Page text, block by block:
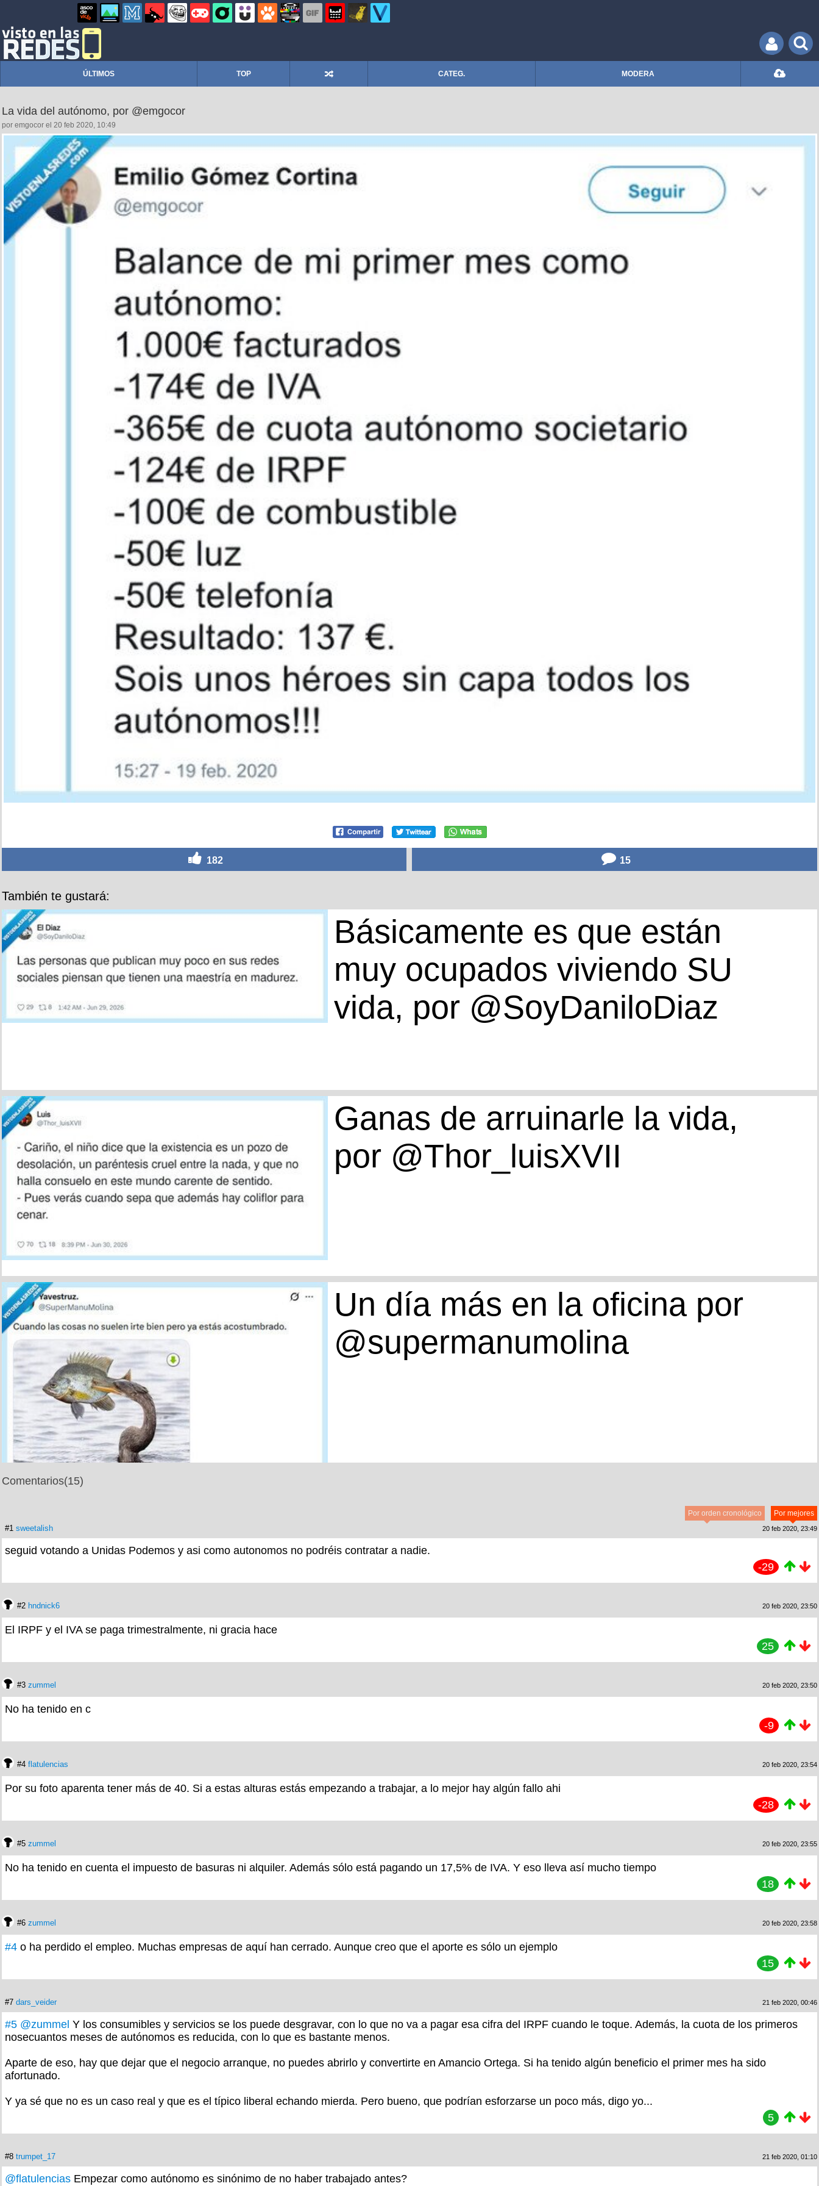
ÚLTIMOS TOP CATEG. MODERA
La vida del autónomo, por @emgocor
por emgocor el 20 feb 2020, 10:49
182 15
También te gustará:
Básicamente es que están
muy ocupados viviendo SU
vida, por @SoyDaniloDiaz
Ganas de arruinarle la vida,
por @Thor_luisXVII
Un día más en la oficina por
@supermanumolina
Comentarios(15)
Por mejores
Por orden cronológico
#1 sweetalish 20 feb 2020, 23:49
seguid votando a Unidas Podemos y asi como autonomos no podréis contratar a nadie.
-29
#2 hndnick6 20 feb 2020, 23:50
El IRPF y el IVA se paga trimestralmente, ni gracia hace
25
#3 zummel 20 feb 2020, 23:50
No ha tenido en c
-9
#4 flatulencias 20 feb 2020, 23:54
Por su foto aparenta tener más de 40. Si a estas alturas estás empezando a trabajar, a lo mejor hay algún fallo ahi
-28
#5 zummel 20 feb 2020, 23:55
No ha tenido en cuenta el impuesto de basuras ni alquiler. Además sólo está pagando un 17,5% de IVA. Y eso lleva así mucho tiempo
18
#6 zummel 20 feb 2020, 23:58
#4 o ha perdido el empleo. Muchas empresas de aquí han cerrado. Aunque creo que el aporte es sólo un ejemplo
15
#7 dars_veider 21 feb 2020, 00:46
#5 @zummel Y los consumibles y servicios se los puede desgravar, con lo que no va a pagar esa cifra del IRPF cuando le toque. Además, la cuota de los primeros
nosecuantos meses de autónomos es reducida, con lo que es bastante menos.
Aparte de eso, hay que dejar que el negocio arranque, no puedes abrirlo y convertirte en Amancio Ortega. Si ha tenido algún beneficio el primer mes ha sido
afortunado.
Y ya sé que no es un caso real y que es el típico liberal echando mierda. Pero bueno, que podrían esforzarse un poco más, digo yo...
5
#8 trumpet_17 21 feb 2020, 01:10
@flatulencias Empezar como autónomo es sinónimo de no haber trabajado antes?